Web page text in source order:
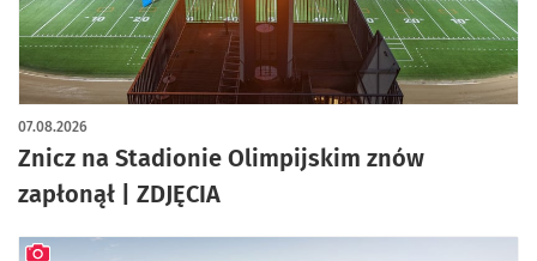
Znicz na Stadionie Olimpijskim znów
zapłonął | ZDJĘCIA
07.08.2026
artykuł z galerią zdjęć